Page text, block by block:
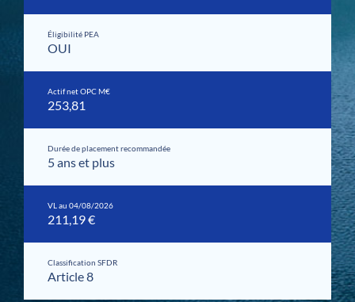
Actif net OPC M€
253,81
VL au 04/08/2026
211,19 €
Éligibilité PEA
OUI
Durée de placement recommandée
5 ans et plus
Classification SFDR
Article 8